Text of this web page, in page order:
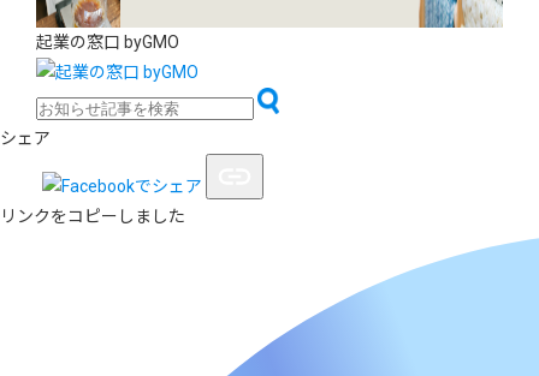
起業の窓口 byGMO
シェア
リンクをコピーしました